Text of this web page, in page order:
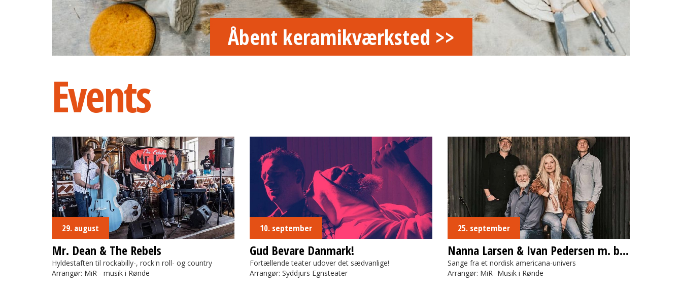
Åbent keramikværksted >>
Events
Mr. Dean & The Rebels
29. august
Mr. Dean & The Rebels
Hyldestaften til rockabilly-, rock'n roll- og country
Arrangør: MiR - musik i Rønde
10. september
Gud Bevare Danmark!
Fortællende teater udover det sædvanlige!
Arrangør: Syddjurs Egnsteater
Nanna Larsen & Ivan Pedersen m. band
25. september
Nanna Larsen & Ivan Pedersen m. band
Sange fra et nordisk americana-univers
Arrangør: MiR- Musik i Rønde